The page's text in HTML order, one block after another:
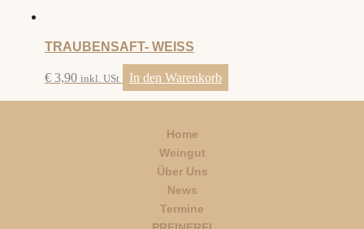
TRAUBENSAFT- WEISS
€ 3,90 inkl. USt In den Warenkorb
Home
Weingut
Über Uns
News
Termine